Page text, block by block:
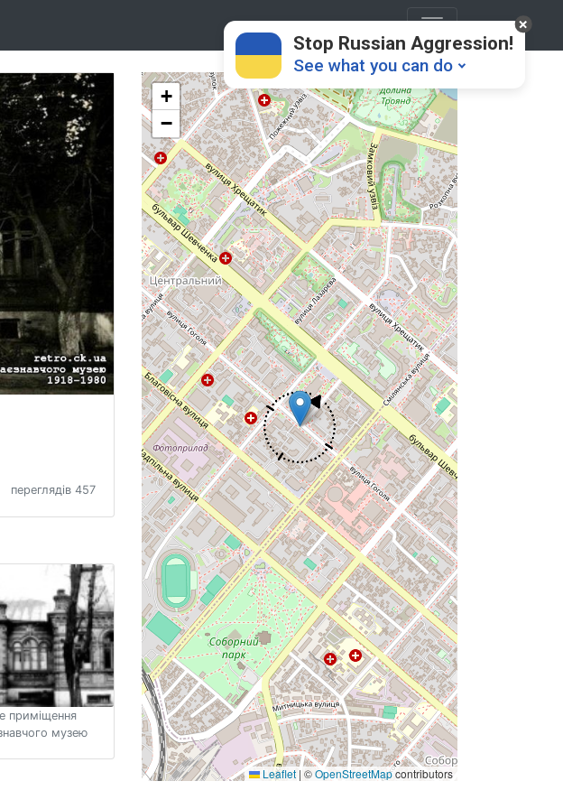
переглядів 457
приміщення
музею
+
−
Leaflet | ©OpenStreetMapcontributors
Stop Russian Aggression!
See what you can do
Donate
Support Ukraine
Share this widget